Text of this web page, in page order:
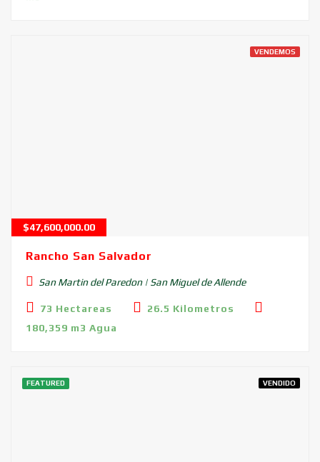
VENDEMOS
$47,600,000.00
Rancho San Salvador
San Martin del Paredon | San Miguel de Allende
73 Hectareas
26.5 Kilometros
180,359 m3 Agua
FEATURED VENDIDO